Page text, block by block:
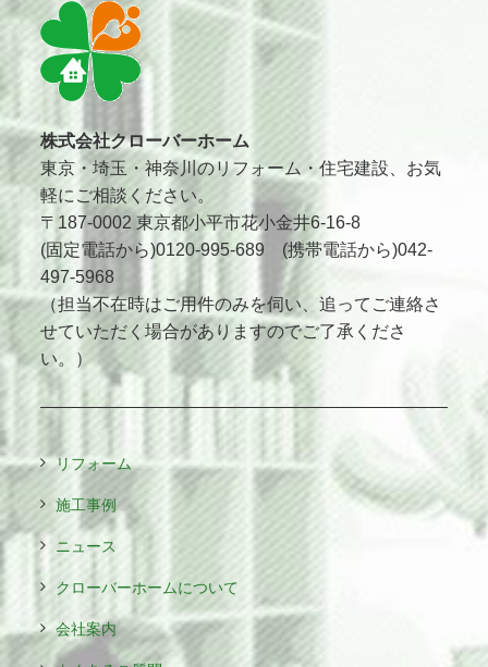
株式会社クローバーホーム
東京・埼玉・神奈川のリフォーム・住宅建設、お気
軽にご相談ください。
〒187-0002 東京都小平市花小金井6-16-8
(固定電話から)0120-995-689 (携帯電話から)042-
497-5968
（担当不在時はご用件のみを伺い、追ってご連絡さ
せていただく場合がありますのでご了承くださ
い。）
リフォーム
施工事例
ニュース
クローバーホームについて
会社案内